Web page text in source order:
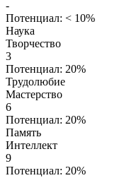
-
Потенциал: < 10%
Наука
Творчество
3
Потенциал: 20%
Трудолюбие
Мастерство
6
Потенциал: 20%
Память
Интеллект
9
Потенциал: 20%